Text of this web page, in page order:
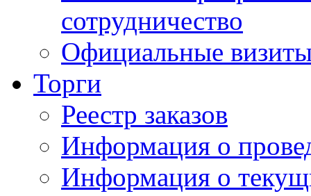
сотрудничество
Официальные
Торги
Реестр заказов
Информация о
Информация о